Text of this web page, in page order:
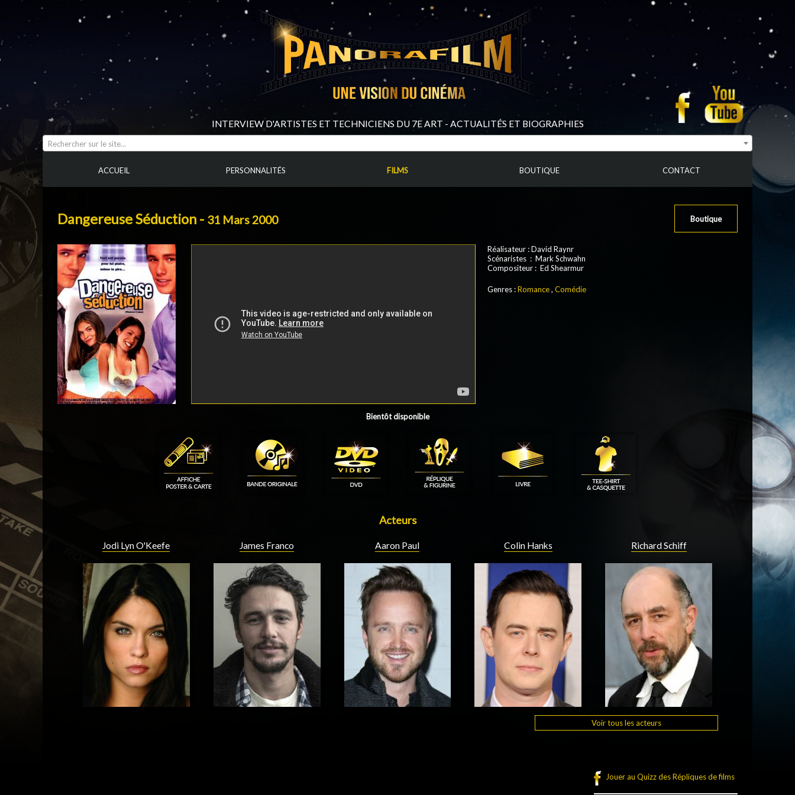
INTERVIEW D'ARTISTES ET TECHNICIENS DU 7E ART - ACTUALITÉS ET BIOGRAPHIES
Rechercher sur le site...
ACCUEIL PERSONNALITÉS FILMS BOUTIQUE CONTACT
Dangereuse Séduction - 31 Mars 2000 Boutique
Réalisateur : David Raynr
Scénaristes : Mark Schwahn
Compositeur : Ed Shearmur
Genres :Romance, Comédie
Bientôt disponible
Acteurs
Jodi Lyn O'Keefe James Franco Aaron Paul Colin Hanks Richard Schiff
Voir tous les acteurs
Jouer au Quizz des Répliques de films